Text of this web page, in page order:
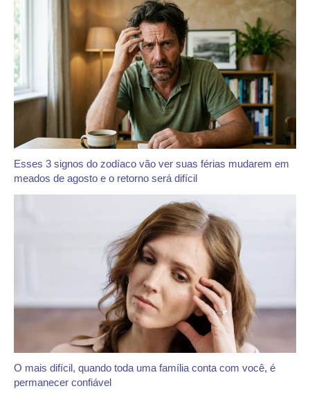
Esses 3 signos do zodíaco vão ver suas férias mudarem em
meados de agosto e o retorno será difícil
O mais difícil, quando toda uma família conta com você, é
permanecer confiável